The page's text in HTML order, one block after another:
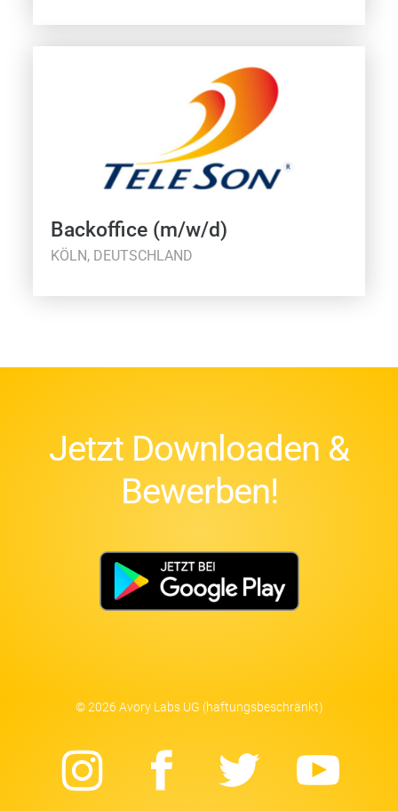
Backoffice (m/w/d)
KÖLN, DEUTSCHLAND
Jetzt Downloaden &
Bewerben!
© 2026 Avory Labs UG (haftungsbeschränkt)
Instagram
Facebook
Twitter